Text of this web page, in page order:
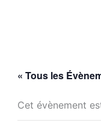
« Tous les
Cet évènement